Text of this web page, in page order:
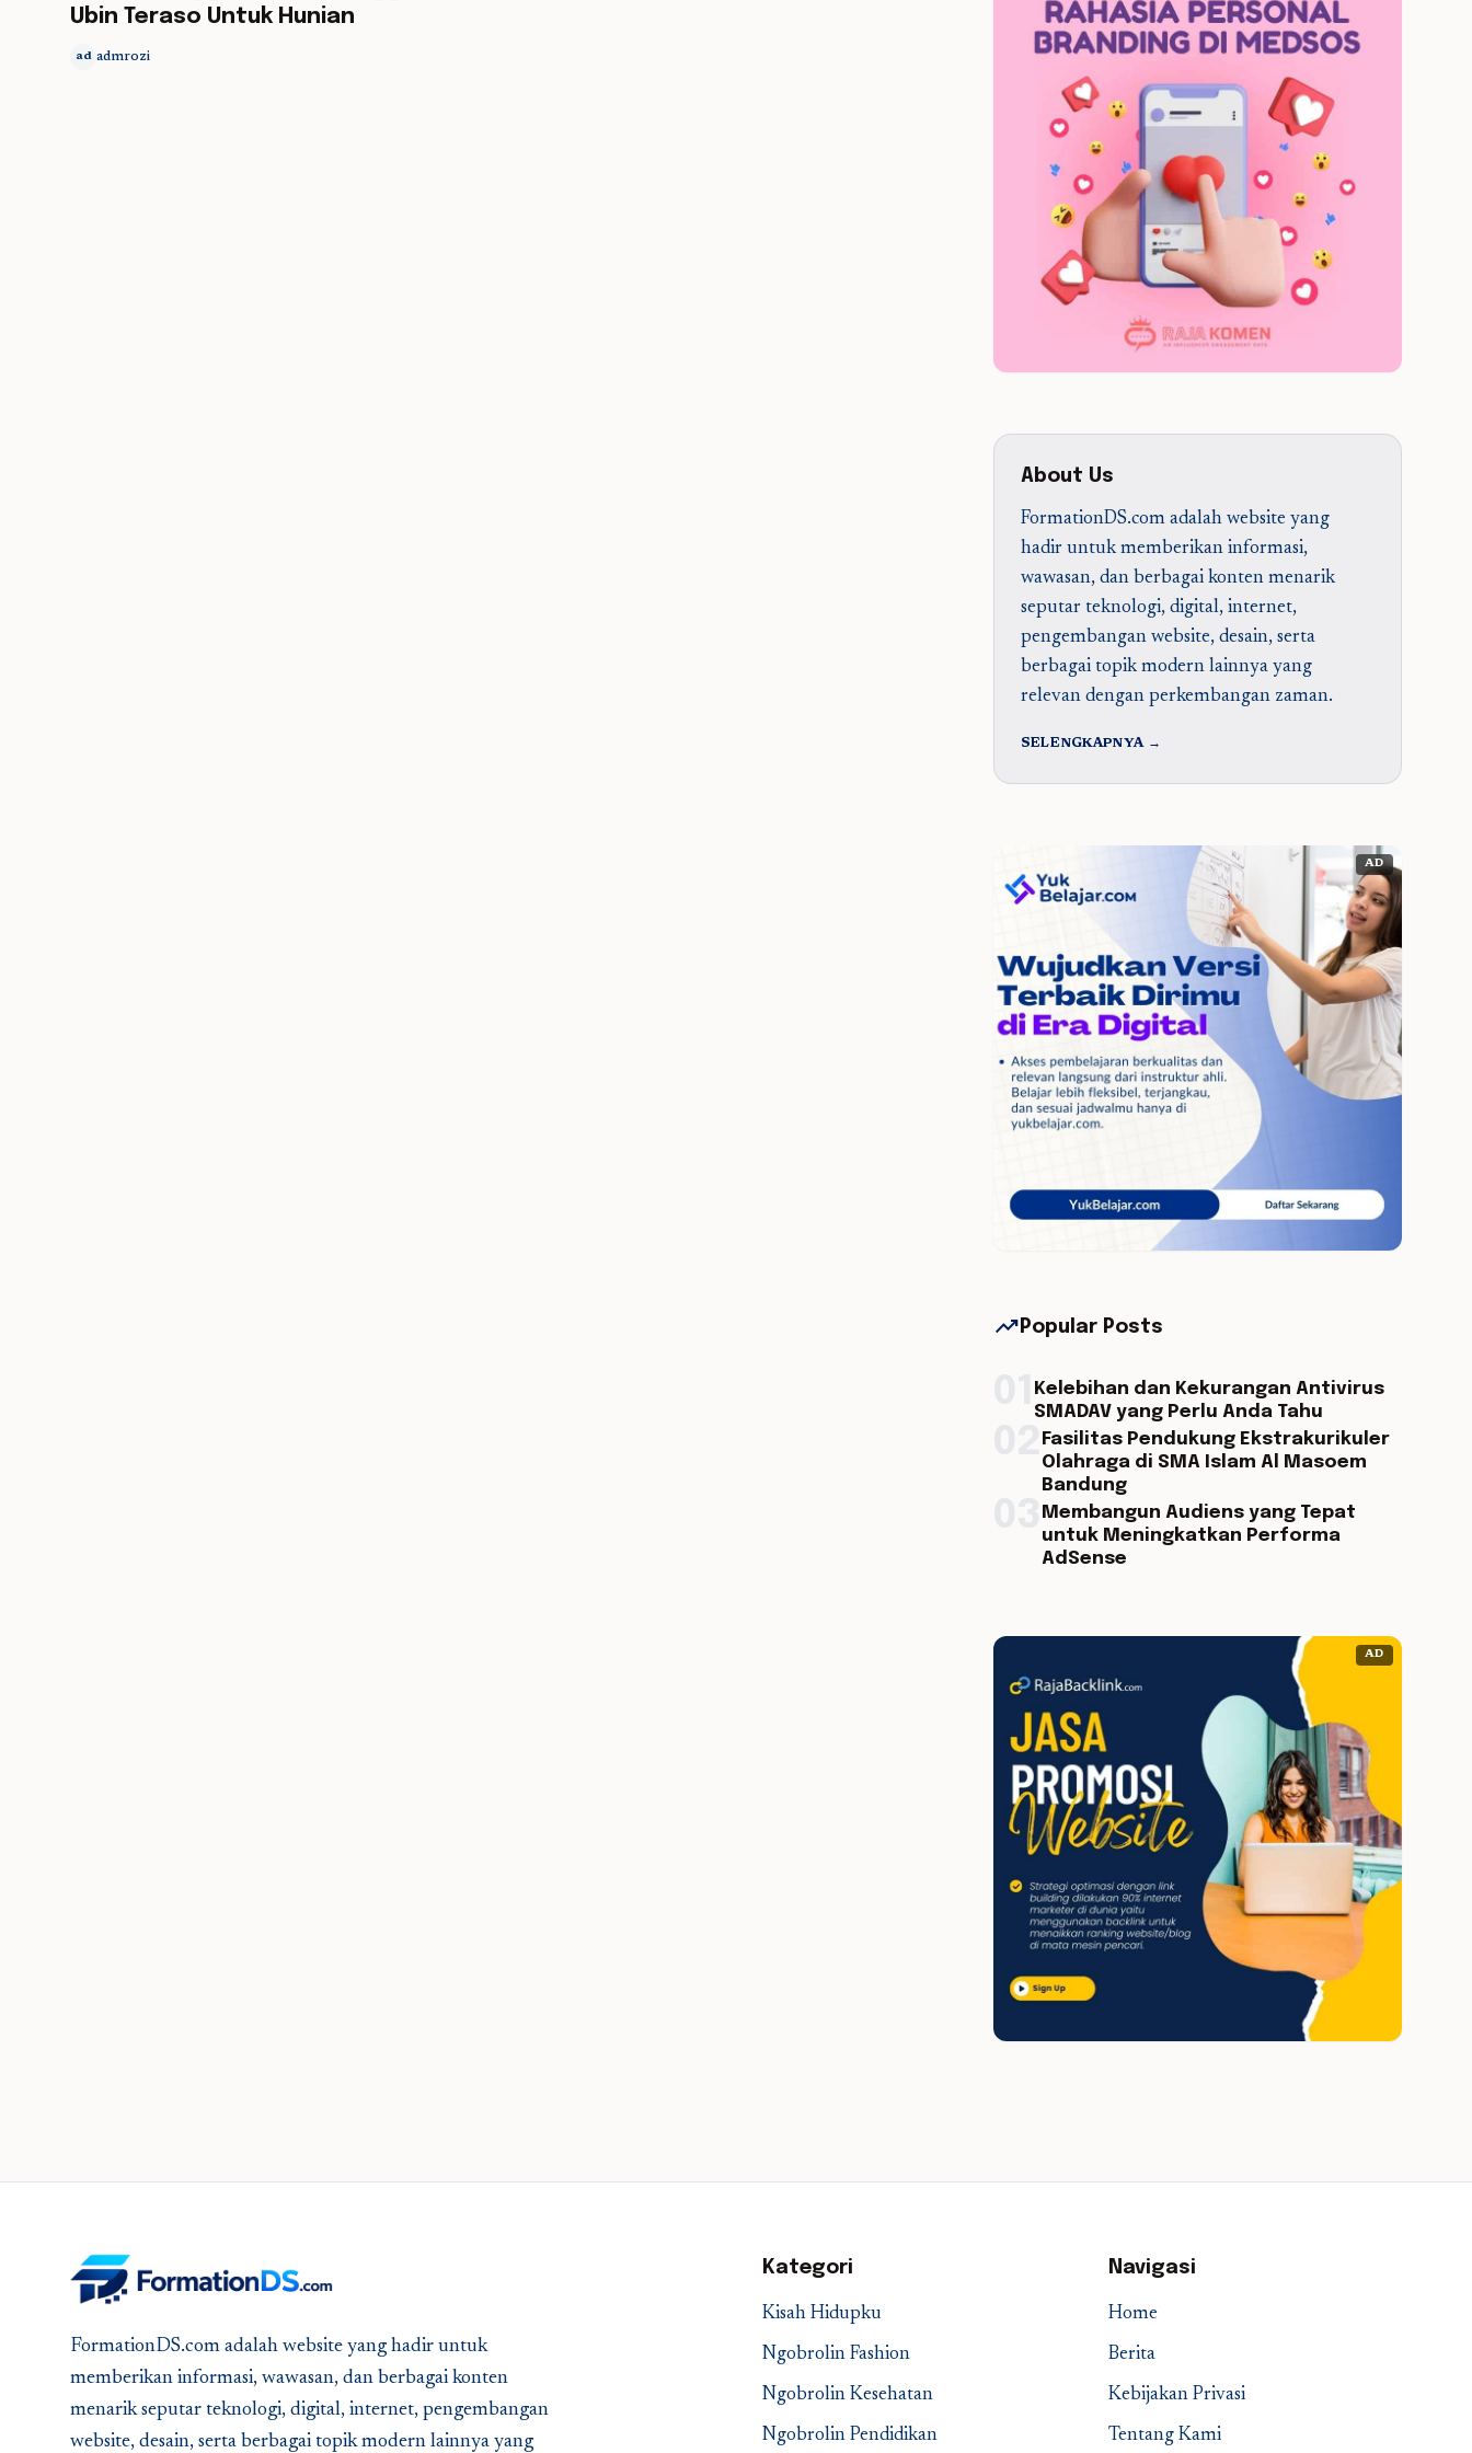
Ubin Teraso Untuk Hunian
ad admrozi
About Us
FormationDS.com adalah website yang
hadir untuk memberikan informasi,
wawasan, dan berbagai konten menarik
seputar teknologi, digital, internet,
pengembangan website, desain, serta
berbagai topik modern lainnya yang
relevan dengan perkembangan zaman.
SELENGKAPNYA →
AD
trending_up Popular Posts
Kelebihan dan Kekurangan Antivirus
SMADAV yang Perlu Anda Tahu
Fasilitas Pendukung Ekstrakurikuler
Olahraga di SMA Islam Al Masoem
Bandung
Membangun Audiens yang Tepat
untuk Meningkatkan Performa
AdSense
AD
FormationDS.com adalah website yang hadir untuk
memberikan informasi, wawasan, dan berbagai konten
menarik seputar teknologi, digital, internet, pengembangan
website, desain, serta berbagai topik modern lainnya yang
Kategori
Kisah Hidupku
Ngobrolin Fashion
Ngobrolin Kesehatan
Ngobrolin Pendidikan
Navigasi
Home
Berita
Kebijakan Privasi
Tentang Kami